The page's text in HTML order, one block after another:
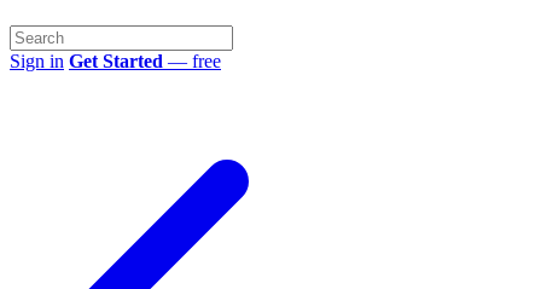
Sign in Get Started — free